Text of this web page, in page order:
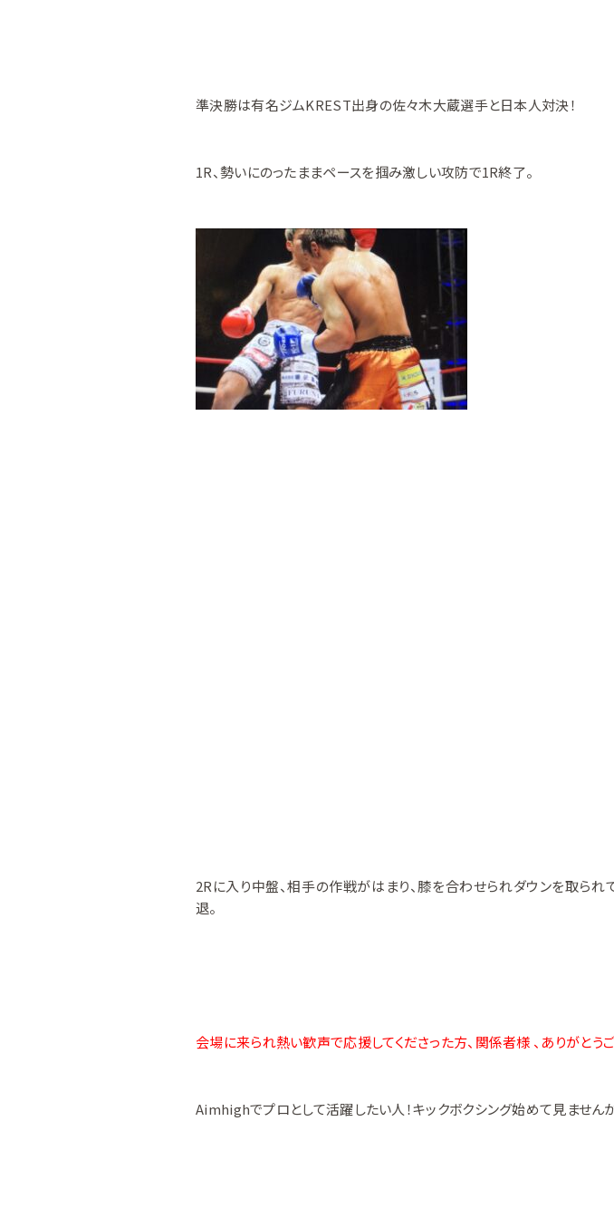
準決勝は有名ジムKREST出身の佐々木大蔵選手と日本人対決！
1R、勢いにのったままペースを掴み激しい攻防で1R終了。
2Rに入り中盤、相手の作戦がはまり、膝を合わせられダウンを取ら
退。
会場に来られ熱い歓声で応援してくださった方、関係者様 、ありがとう
Aimhighでプロとして活躍したい人！キックボクシング始めて見ませんか